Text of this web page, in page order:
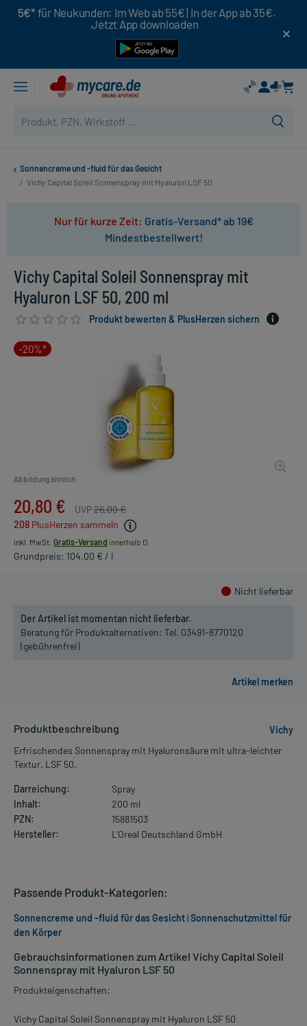
5€* für Neukunden: Im Web ab 55€ | In der App ab 35€.
Jetzt App downloaden
Sonnencreme und -fluid für das Gesicht
/ Vichy Capital Soleil Sonnenspray mit Hyaluron LSF 50
Nur für kurze Zeit: Gratis-Versand* ab 19€
Mindestbestellwert!
Vichy Capital Soleil Sonnenspray mit
Hyaluron LSF 50, 200 ml
Produkt bewerten & PlusHerzen sichern
-20%*
Abbildung ähnlich
20,80 € UVP26,00 €
208 PlusHerzen sammeln
inkl. MwSt. Gratis-Versand innerhalb D.
Grundpreis: 104,00 € / l
Nicht lieferbar
Der Artikel ist momentan nicht lieferbar.
Beratung für Produktalternativen: Tel. 03491-8770120
(gebührenfrei)
Produktbeschreibung
Vichy
Erfrischendes Sonnenspray mit Hyaluronsäure mit ultra-leichter
Textur. LSF 50.
Darreichung:
Spray
Inhalt:
200 ml
PZN:
15881503
Hersteller:
L'Oreal Deutschland GmbH
Gebrauchsinformationen zum Artikel Vichy Capital Soleil
Sonnenspray mit Hyaluron LSF 50
Produkteigenschaften:
Vichy Capital Soleil Sonnenspray mit Hyaluron LSF 50
Passende Produkt-Kategorien:
Sonnencreme und -fluid für das Gesicht|Sonnenschutzmittel für
den Körper